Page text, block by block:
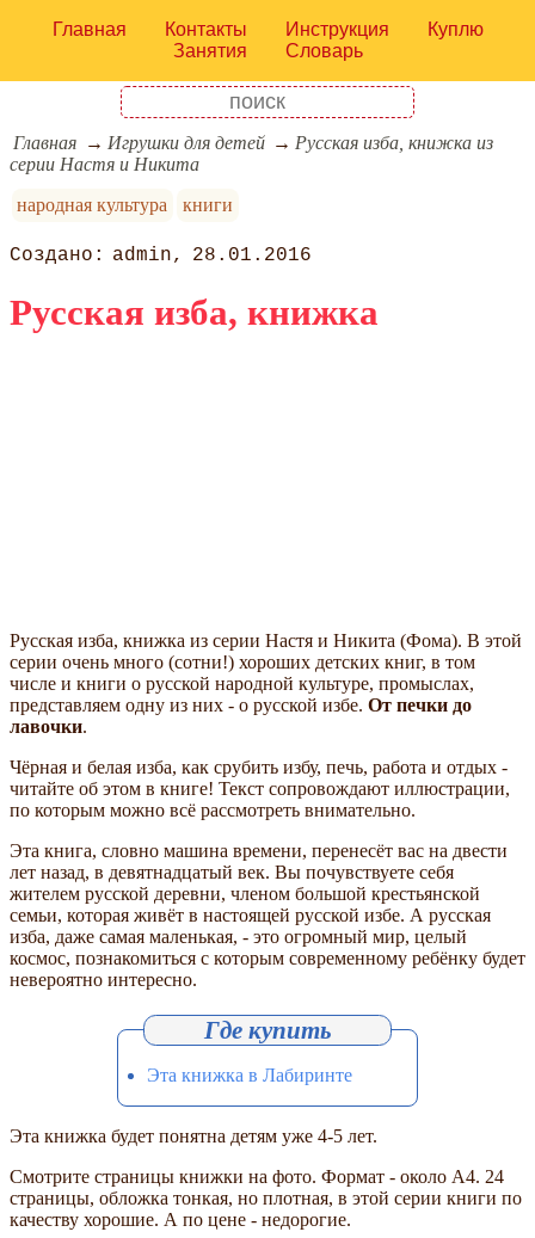
Главная Контакты Инструкция
Куплю
Занятия
Словарь
Главная Игрушки для детей
Русская изба, книжка из
серии Настя и Никита
народная культура
книги
admin 28.01.2016
Русская изба, книжка
Русская изба, книжка из серии Настя и Никита (Фома). В этой
серии очень много (сотни!) хороших детских книг, в том
числе и книги о русской народной культуре, промыслах,
представляем одну из них - о русской избе. От печки до
лавочки.
Чёрная и белая изба, как срубить избу, печь, работа и отдых -
читайте об этом в книге! Текст сопровождают иллюстрации,
по которым можно всё рассмотреть внимательно.
Эта книга, словно машина времени, перенесёт вас на двести
лет назад, в девятнадцатый век. Вы почувствуете себя
жителем русской деревни, членом большой крестьянской
семьи, которая живёт в настоящей русской избе. А русская
изба, даже самая маленькая, - это огромный мир, целый
космос, познакомиться с которым современному ребёнку будет
невероятно интересно.
Эта книжка в Лабиринте
Эта книжка будет понятна детям уже 4-5 лет.
Смотрите страницы книжки на фото. Формат - около А4. 24
страницы, обложка тонкая, но плотная, в этой серии книги по
качеству хорошие. А по цене - недорогие.